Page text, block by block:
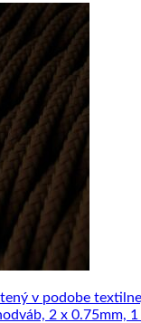
v podobe
2 x 0.75mm,